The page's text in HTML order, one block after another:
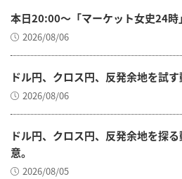
本日20:00～「マーケット女史24時
2026/08/06
ドル円、クロス円、反発余地を試す
2026/08/06
ドル円、クロス円、反発余地を探
意。
2026/08/05